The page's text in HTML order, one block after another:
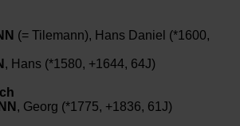
(= Tilemann), Hans Daniel (*1600,
, Hans (*1580, +1644, 64J)
, Georg (*1775, +1836, 61J)